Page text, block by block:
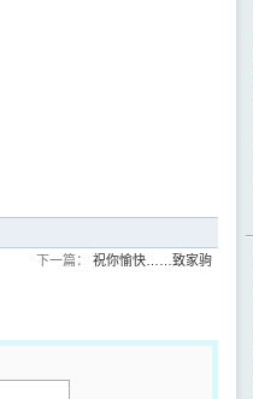
下一篇： 祝你愉快……致家驹